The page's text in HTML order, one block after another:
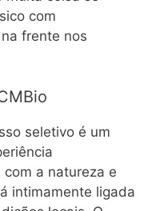
com
frente nos
seletivo é um
a natureza e
intimamente ligada